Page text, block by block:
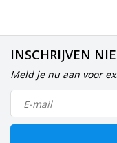
INSCHRIJVEN
Meld je nu aan voor